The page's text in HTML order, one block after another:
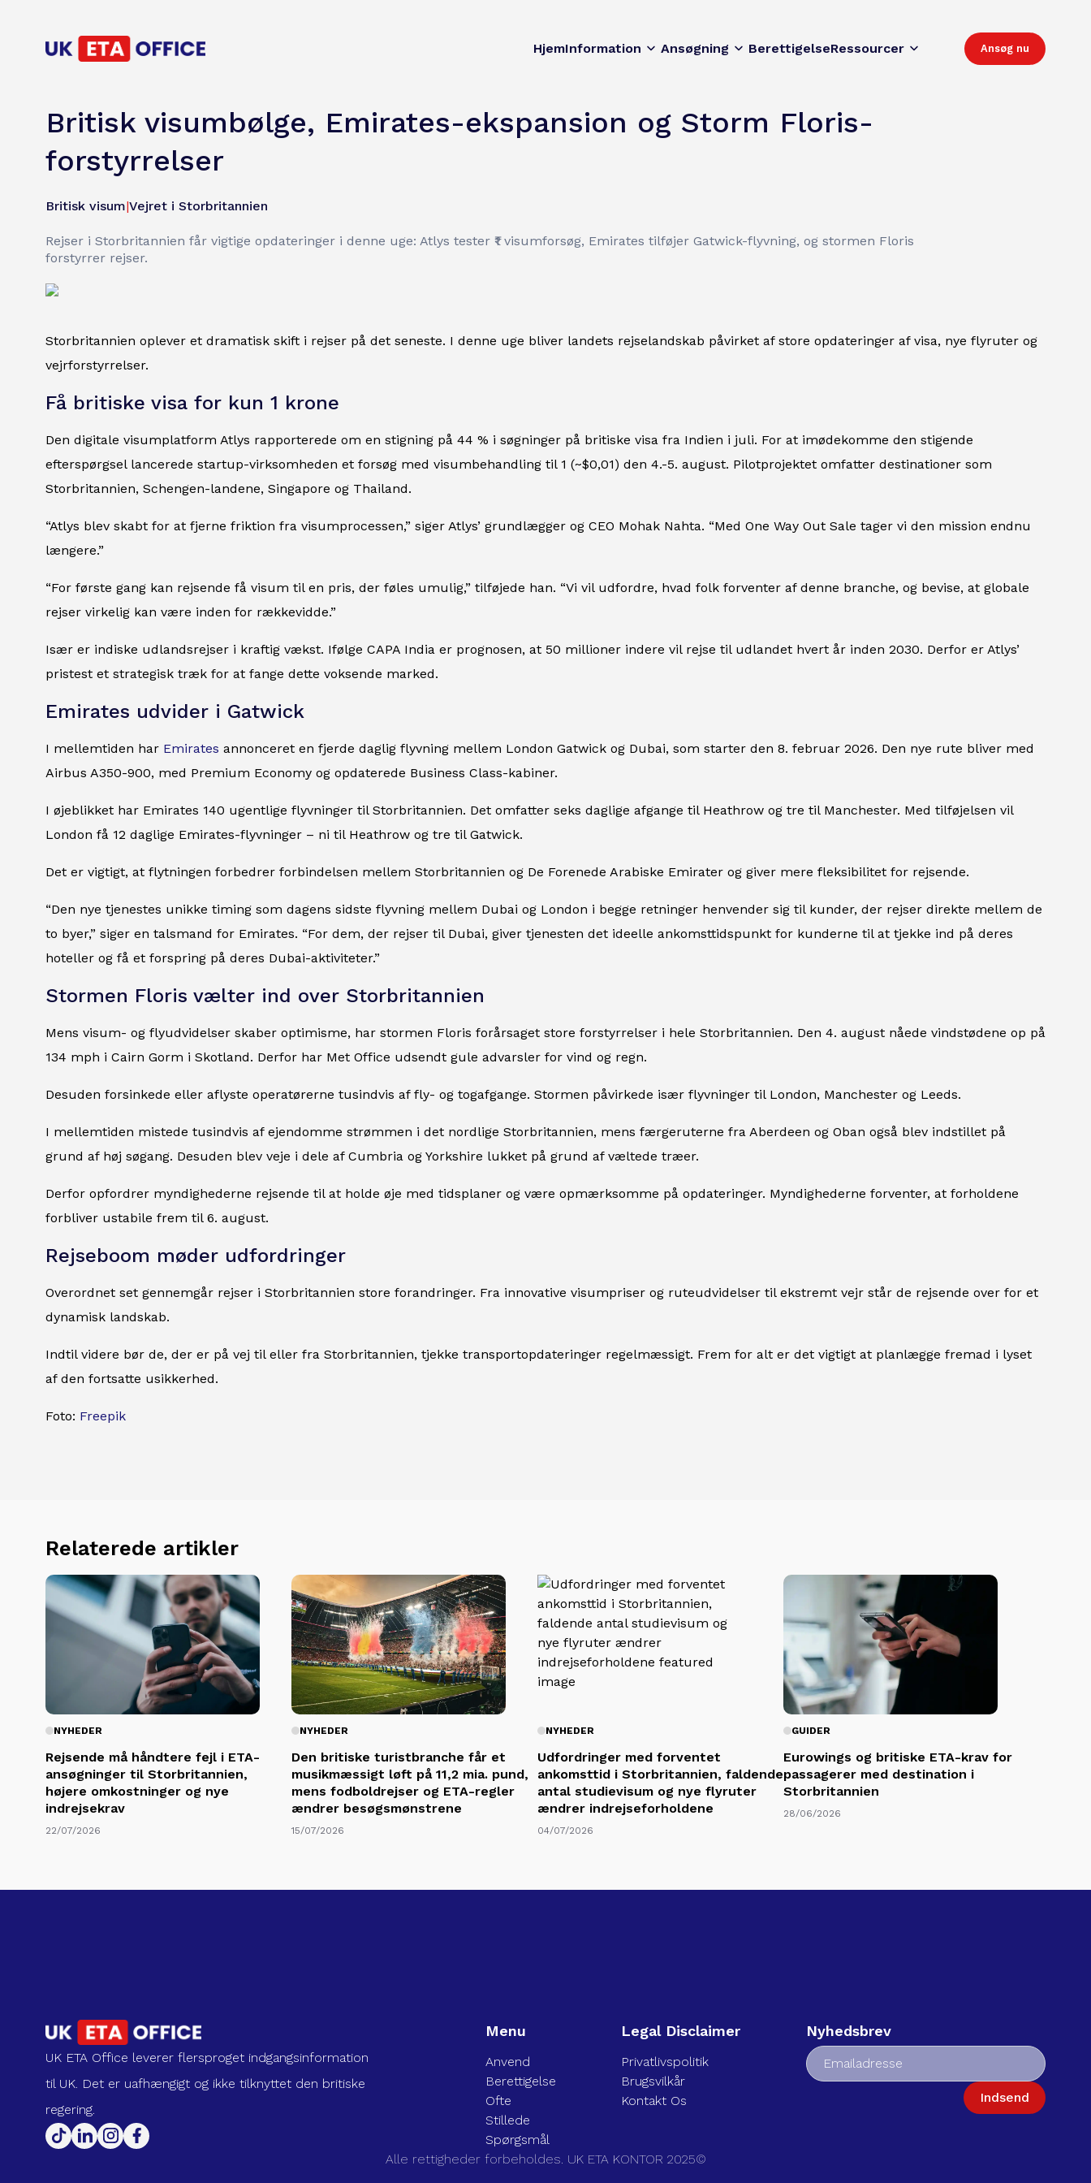
HjemInformation Ansøgning BerettigelseRessourcer Ansøg nu
Britisk visumbølge, Emirates-ekspansion og Storm Floris-
forstyrrelser
Britisk visum|Vejret i Storbritannien
Rejser i Storbritannien får vigtige opdateringer i denne uge: Atlys tester ₹1 visumforsøg, Emirates tilføjer Gatwick-flyvning, og stormen Floris
forstyrrer rejser.
Storbritannien oplever et dramatisk skift i rejser på det seneste. I denne uge bliver landets rejselandskab påvirket af store opdateringer af visa, nye flyruter og
vejrforstyrrelser.
Få britiske visa for kun 1 krone
Den digitale visumplatform Atlys rapporterede om en stigning på 44 % i søgninger på britiske visa fra Indien i juli. For at imødekomme den stigende
efterspørgsel lancerede startup-virksomheden et forsøg med visumbehandling til ₹1 (~$0,01) den 4.-5. august. Pilotprojektet omfatter destinationer som
Storbritannien, Schengen-landene, Singapore og Thailand.
“Atlys blev skabt for at fjerne friktion fra visumprocessen,” siger Atlys’ grundlægger og CEO Mohak Nahta. “Med One Way Out Sale tager vi den mission endnu
længere.”
“For første gang kan rejsende få visum til en pris, der føles umulig,” tilføjede han. “Vi vil udfordre, hvad folk forventer af denne branche, og bevise, at globale
rejser virkelig kan være inden for rækkevidde.”
Især er indiske udlandsrejser i kraftig vækst. Ifølge CAPA India er prognosen, at 50 millioner indere vil rejse til udlandet hvert år inden 2030. Derfor er Atlys’
pristest et strategisk træk for at fange dette voksende marked.
Emirates udvider i Gatwick
I mellemtiden har Emirates annonceret en fjerde daglig flyvning mellem London Gatwick og Dubai, som starter den 8. februar 2026. Den nye rute bliver med
Airbus A350-900, med Premium Economy og opdaterede Business Class-kabiner.
I øjeblikket har Emirates 140 ugentlige flyvninger til Storbritannien. Det omfatter seks daglige afgange til Heathrow og tre til Manchester. Med tilføjelsen vil
London få 12 daglige Emirates-flyvninger – ni til Heathrow og tre til Gatwick.
Det er vigtigt, at flytningen forbedrer forbindelsen mellem Storbritannien og De Forenede Arabiske Emirater og giver mere fleksibilitet for rejsende.
“Den nye tjenestes unikke timing som dagens sidste flyvning mellem Dubai og London i begge retninger henvender sig til kunder, der rejser direkte mellem de
to byer,” siger en talsmand for Emirates. “For dem, der rejser til Dubai, giver tjenesten det ideelle ankomsttidspunkt for kunderne til at tjekke ind på deres
hoteller og få et forspring på deres Dubai-aktiviteter.”
Stormen Floris vælter ind over Storbritannien
Mens visum- og flyudvidelser skaber optimisme, har stormen Floris forårsaget store forstyrrelser i hele Storbritannien. Den 4. august nåede vindstødene op på
134 mph i Cairn Gorm i Skotland. Derfor har Met Office udsendt gule advarsler for vind og regn.
Desuden forsinkede eller aflyste operatørerne tusindvis af fly- og togafgange. Stormen påvirkede især flyvninger til London, Manchester og Leeds.
I mellemtiden mistede tusindvis af ejendomme strømmen i det nordlige Storbritannien, mens færgeruterne fra Aberdeen og Oban også blev indstillet på
grund af høj søgang. Desuden blev veje i dele af Cumbria og Yorkshire lukket på grund af væltede træer.
Derfor opfordrer myndighederne rejsende til at holde øje med tidsplaner og være opmærksomme på opdateringer. Myndighederne forventer, at forholdene
forbliver ustabile frem til 6. august.
Rejseboom møder udfordringer
Overordnet set gennemgår rejser i Storbritannien store forandringer. Fra innovative visumpriser og ruteudvidelser til ekstremt vejr står de rejsende over for et
dynamisk landskab.
Indtil videre bør de, der er på vej til eller fra Storbritannien, tjekke transportopdateringer regelmæssigt. Frem for alt er det vigtigt at planlægge fremad i lyset
af den fortsatte usikkerhed.
Foto: Freepik
Relaterede artikler
NYHEDER
Rejsende må håndtere fejl i ETA-
ansøgninger til Storbritannien,
højere omkostninger og nye
indrejsekrav
22/07/2026
NYHEDER
Den britiske turistbranche får et
musikmæssigt løft på 11,2 mia. pund,
mens fodboldrejser og ETA-regler
ændrer besøgsmønstrene
15/07/2026
NYHEDER
Udfordringer med forventet
ankomsttid i Storbritannien, faldende
antal studievisum og nye flyruter
ændrer indrejseforholdene
04/07/2026
GUIDER
Eurowings og britiske ETA-krav for
passagerer med destination i
Storbritannien
28/06/2026
UK ETA Office leverer flersproget indgangsinformation
til UK. Det er uafhængigt og ikke tilknyttet den britiske
regering.
Menu
Anvend
Berettigelse
Ofte
Stillede
Spørgsmål
Legal Disclaimer
Privatlivspolitik
Brugsvilkår
Kontakt Os
Nyhedsbrev
Indsend
Alle rettigheder forbeholdes. UK ETA KONTOR 2025©